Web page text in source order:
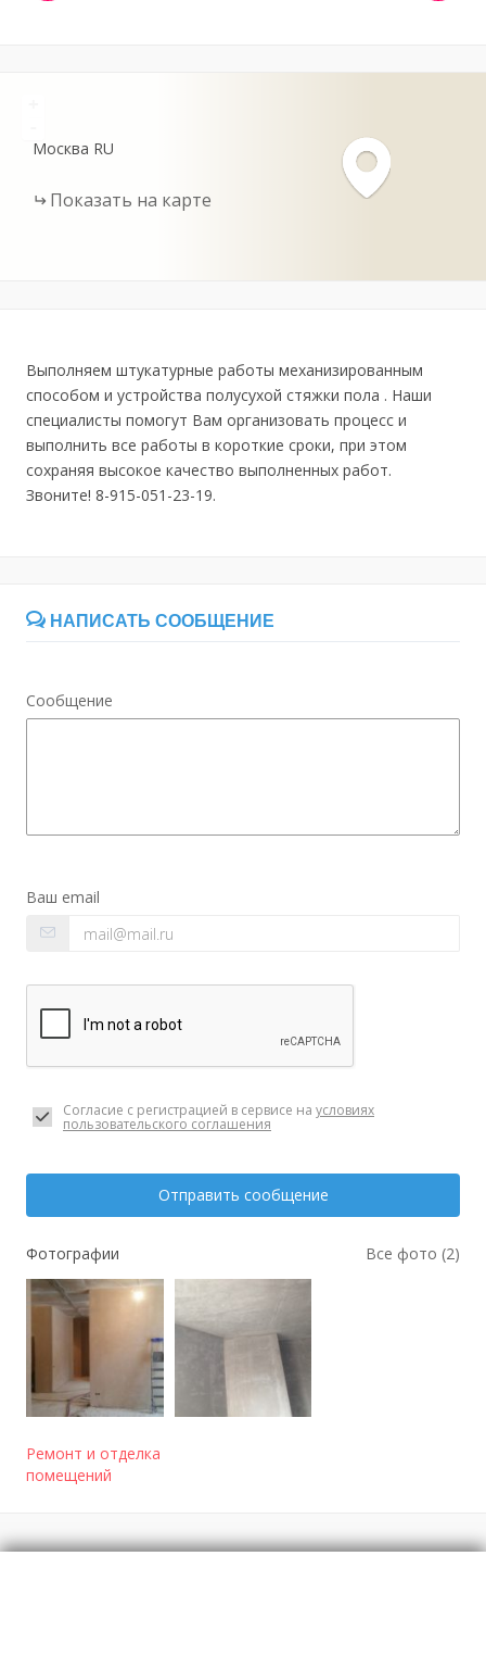
Москва RU
Показать на карте
Выполняем штукатурные работы механизированным
способом и устройства полусухой стяжки пола . Наши
специалисты помогут Вам организовать процесс и
выполнить все работы в короткие сроки, при этом
сохраняя высокое качество выполненных работ.
Звоните! 8-915-051-23-19.
НАПИСАТЬ СООБЩЕНИЕ
Сообщение
Ваш email
Согласие с регистрацией в сервисе на условиях
пользовательского соглашения
Отправить сообщение
Фотографии Все фото (2)
Ремонт и отделка
помещений